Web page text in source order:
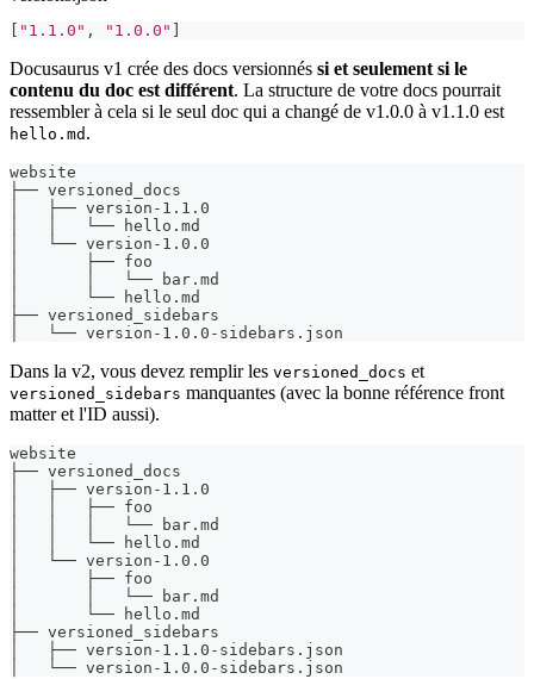
"1.1.0" , "1.0.0"
Docusaurus v1 crée des docs versionnés si et seulement si le
contenu du doc est différent. La structure de votre docs pourrait
ressembler à cela si le seul doc qui a changé de v1.0.0 à v1.1.0 est
hello.md .
website
├── versioned_docs
│   ├── version-1.1.0
│   │   └── hello.md
│   └── version-1.0.0
│       ├── foo
│       │   └── bar.md
│       └── hello.md
├── versioned_sidebars
│   └── version-1.0.0-sidebars.json
Dans la v2, vous devez remplir les versioned_docs et
versioned_sidebars manquantes (avec la bonne référence front
matter et l'ID aussi).
website
├── versioned_docs
│   ├── version-1.1.0
│   │   ├── foo
│   │   │   └── bar.md
│   │   └── hello.md
│   └── version-1.0.0
│       ├── foo
│       │   └── bar.md
│       └── hello.md
├── versioned_sidebars
│   ├── version-1.1.0-sidebars.json
│   └── version-1.0.0-sidebars.json